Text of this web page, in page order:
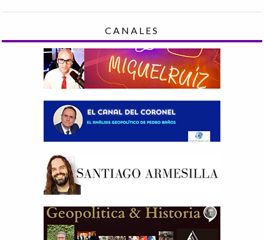
CANALES